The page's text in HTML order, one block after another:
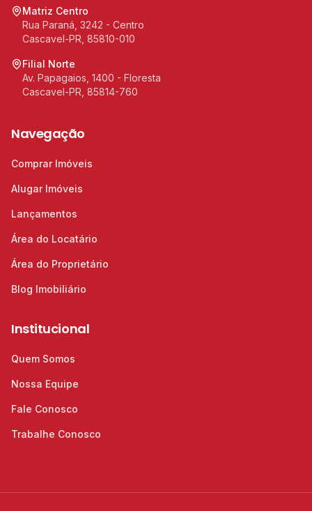
Matriz Centro
Rua Paraná, 3242 - Centro
Cascavel-PR, 85810-010
Filial Norte
Av. Papagaios, 1400 - Floresta
Cascavel-PR, 85814-760
Navegação
Comprar Imóveis
Alugar Imóveis
Lançamentos
Área do Locatário
Área do Proprietário
Blog Imobiliário
Institucional
Quem Somos
Nossa Equipe
Fale Conosco
Trabalhe Conosco